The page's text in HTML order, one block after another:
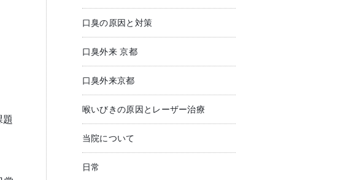
題
口臭の原因と対策
口臭外来 京都
口臭外来京都
喉いびきの原因とレーザー治療
当院について
日常